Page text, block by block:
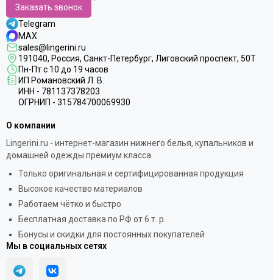
Заказать звонок
Telegram
MAX
sales@lingerini.ru
191040, Россия, Санкт-Петербург, Лиговский проспект, 50Т
Пн-Пт с 10 до 19 часов
ИП Романовский Л. В.
ИНН - 781137378203
ОГРНИП - 315784700069930
О компании
Lingerini.ru - интернет-магазин нижнего белья, купальников и
домашней одежды премиум класса
Только оригинальная и сертифицированная продукция
Высокое качество материалов
Работаем чётко и быстро
Бесплатная доставка по РФ от 6 т. р.
Бонусы и скидки для постоянных покупателей
Мы в социальных сетях